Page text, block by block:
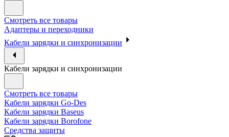
Смотреть все товары
Адаптеры и переходники
Кабели зарядки и синхронизации
Кабели зарядки и синхронизации
Смотреть все товары
Кабели зарядки Go-Des
Кабели зарядки Baseus
Кабели зарядки Borofone
Средства защиты